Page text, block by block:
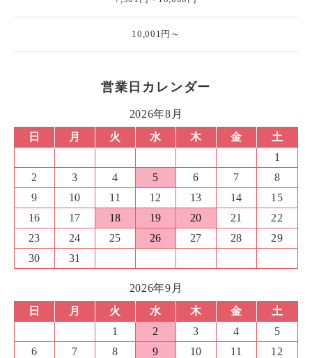
10,001円～
営業日カレンダー
2026年8月
日
月 火 水 木 金
土
1
2
3 4 5 6 7
8
9
10 11 12 13 14
15
16
17 18 19 20 21
22
23
24 25 26 27 28
29
30
31
2026年9月
日
月 火 水 木 金
土
1
2 3 4
5
6
7 8 9 10 11
12